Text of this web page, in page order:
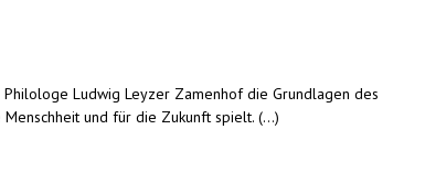
Ludwig Leyzer Zamenhof die Grundlagen des
und für die Zukunft spielt. (...)